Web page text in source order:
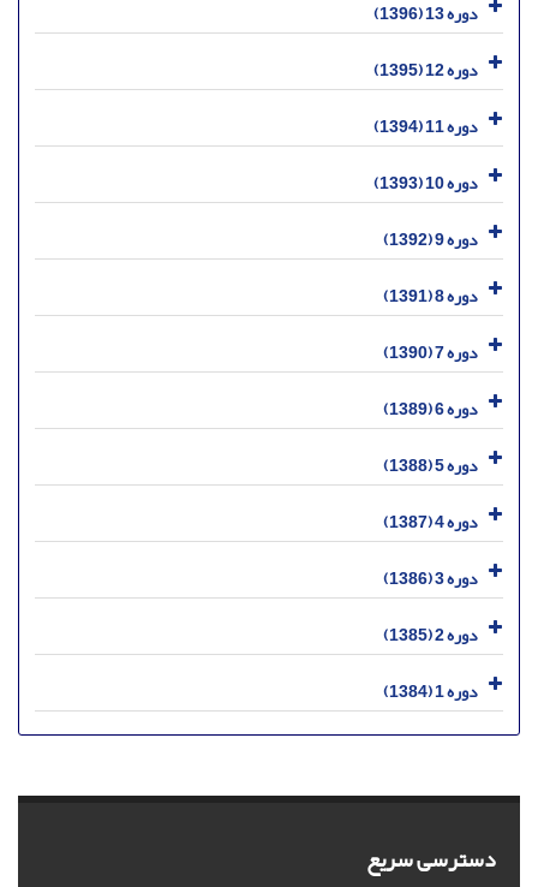
دوره 13 (1396)
دوره 12 (1395)
دوره 11 (1394)
دوره 10 (1393)
دوره 9 (1392)
دوره 8 (1391)
دوره 7 (1390)
دوره 6 (1389)
دوره 5 (1388)
دوره 4 (1387)
دوره 3 (1386)
دوره 2 (1385)
دوره 1 (1384)
دسترسی سریع